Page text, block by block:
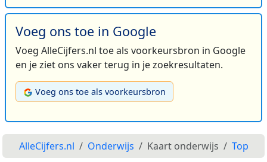
Voeg ons toe in Google
Voeg AlleCijfers.nl toe als voorkeursbron in Google
en je ziet ons vaker terug in je zoekresultaten.
Voeg ons toe als voorkeursbron
AlleCijfers.nl Onderwijs Kaart onderwijs Top